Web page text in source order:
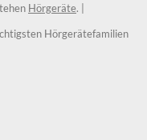
Hörgeräte. |
Hörgerätefamilien